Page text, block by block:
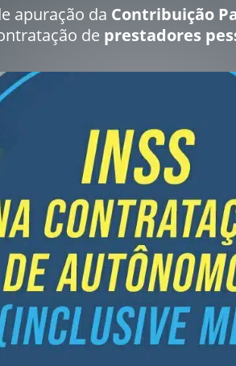
apuração da Contribuição
de prestadores